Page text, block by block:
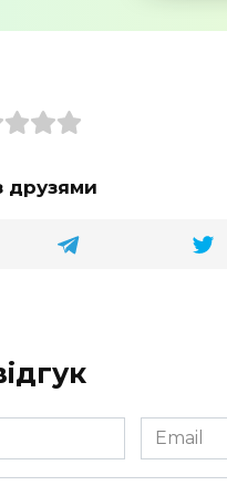
друзями
Email
*